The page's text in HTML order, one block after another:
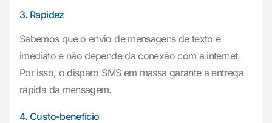
3. Rapidez
Sabemos que o envio de mensagens de texto é
imediato e não depende da conexão com a internet.
Por isso, o disparo SMS em massa garante a entrega
rápida da mensagem.
4. Custo-benefício